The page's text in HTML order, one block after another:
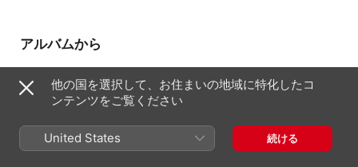
アルバムから
Harmonious Classical Music
Sergey Bryukhno
他の国を選択して、お住まいの地域に特化したコ
ンテンツをご覧ください
United States 続ける